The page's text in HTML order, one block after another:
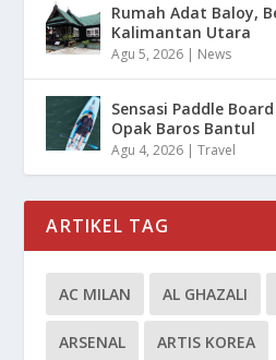
Rumah Adat Baloy,
Kalimantan Utara
Agu 5, 2026 | News
Sensasi Paddle
Opak Baros Bantul
Agu 4, 2026 |Travel
ARTIKEL TAG
AC MILAN AL GHAZALI
ARSENAL ARTIS KOREA